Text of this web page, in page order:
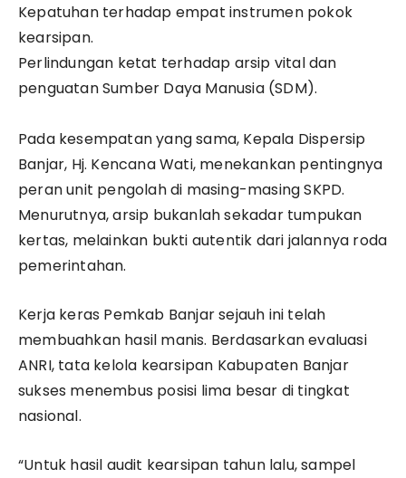
​Kepatuhan terhadap empat instrumen pokok
kearsipan.
​Perlindungan ketat terhadap arsip vital dan
penguatan Sumber Daya Manusia (SDM).
​Pada kesempatan yang sama, Kepala Dispersip
Banjar, Hj. Kencana Wati, menekankan pentingnya
peran unit pengolah di masing-masing SKPD.
Menurutnya, arsip bukanlah sekadar tumpukan
kertas, melainkan bukti autentik dari jalannya roda
pemerintahan.
​Kerja keras Pemkab Banjar sejauh ini telah
membuahkan hasil manis. Berdasarkan evaluasi
ANRI, tata kelola kearsipan Kabupaten Banjar
sukses menembus posisi lima besar di tingkat
nasional.
​“Untuk hasil audit kearsipan tahun lalu, sampel